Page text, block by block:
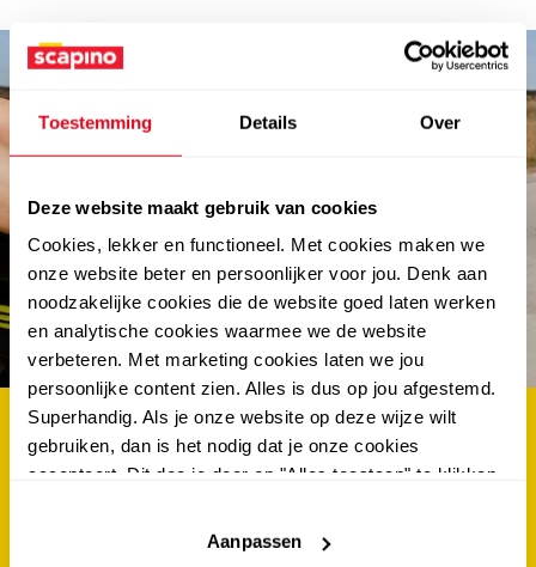
Toestemming Details Over
Deze website maakt gebruik van cookies
Cookies, lekker en functioneel. Met cookies maken we
onze website beter en persoonlijker voor jou. Denk aan
noodzakelijke cookies die de website goed laten werken
en analytische cookies waarmee we de website
verbeteren. Met marketing cookies laten we jou
persoonlijke content zien. Alles is dus op jou afgestemd.
Superhandig. Als je onze website op deze wijze wilt
gebruiken, dan is het nodig dat je onze cookies
accepteert. Dit doe je door op "Alles toestaan" te klikken.
website niet optimaal functioneert.
Aanpassen
abonneer en win €100.-
shoptegoed
als eerste op de hoogte van de nieuwste acties én
kans maken op €100.- shoptegoed? schrijf je dan